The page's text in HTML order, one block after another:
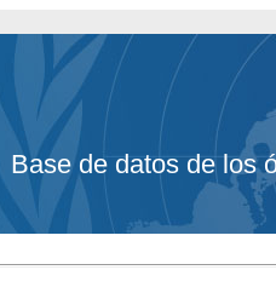
Base de datos de los